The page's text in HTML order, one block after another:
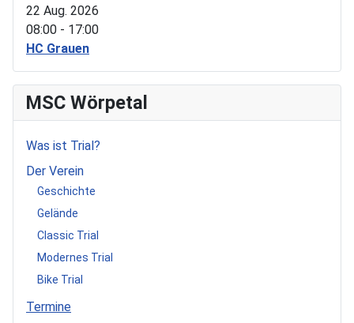
22 Aug. 2026
08:00 - 17:00
HC Grauen
MSC Wörpetal
Was ist Trial?
Der Verein
Geschichte
Gelände
Classic Trial
Modernes Trial
Bike Trial
Termine